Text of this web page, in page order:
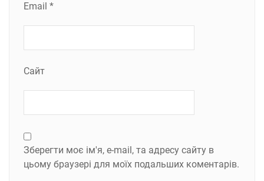
Email *
Сайт
Зберегти моє ім'я, e-mail, та адресу сайту в
цьому браузері для моїх подальших коментарів.